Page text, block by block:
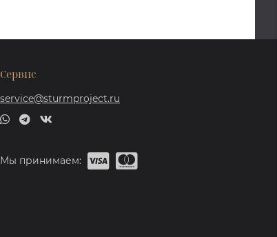
Сервис
service@sturmproject.ru
Мы принимаем: